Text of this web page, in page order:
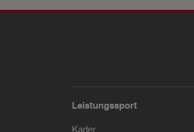
Leistungssport